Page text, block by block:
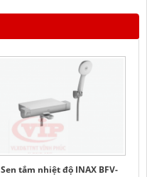
Sen tắm nhiệt độ INAX BFV-